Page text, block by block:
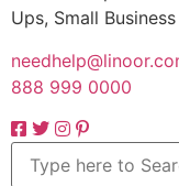
Testimonial
Contact
Call Anytime
Linoor is a
Ups, Small